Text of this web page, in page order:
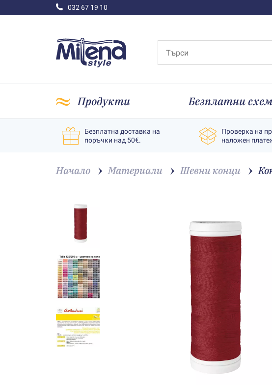
032 67 19 10
Продукти Безплатни
Безплатна доставка на
поръчки над 50€.
Проверка на
наложен
Начало Материали Шевни конци